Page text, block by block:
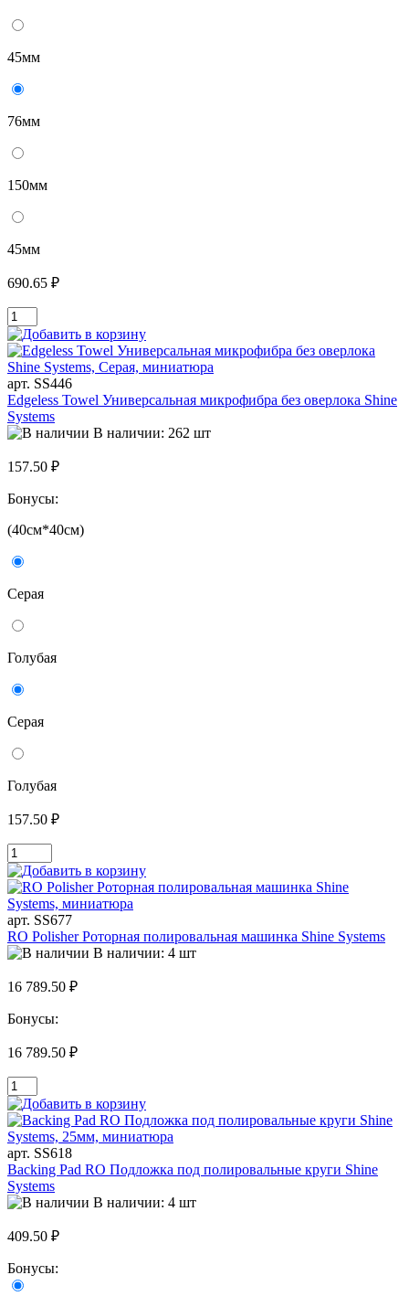
45мм
76мм
150мм
45мм
690.65 ₽
арт. SS446
Edgeless Towel Универсальная микрофибра без оверлока Shine
Systems
В наличии: 262 шт
157.50 ₽
Бонусы:
(40см*40см)
Серая
Голубая
Серая
Голубая
157.50 ₽
арт. SS677
RO Polisher Роторная полировальная машинка Shine Systems
В наличии: 4 шт
16 789.50 ₽
Бонусы:
16 789.50 ₽
арт. SS618
Backing Pad RO Подложка под полировальные круги Shine
Systems
В наличии: 4 шт
409.50 ₽
Бонусы: